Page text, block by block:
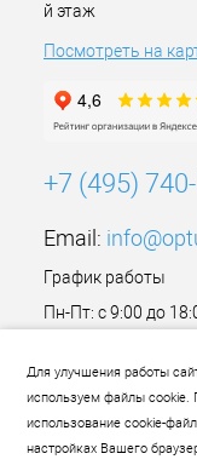
Для улучшения работы
используем файлы cookie.
использование cookie-
настройках Вашего
й этаж
Посмотреть на
+7 (495)
Email:
График работы
Пн-Пт: с 9:00 до